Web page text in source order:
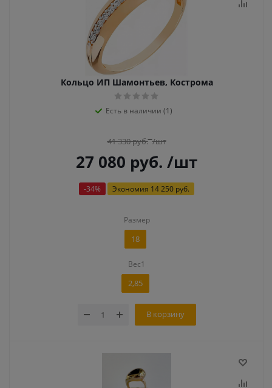
Кольцо ИП Шамонтьев, Кострома
Есть в наличии (1)
41 330руб. /шт
27 080 руб. /шт
-34% Экономия 14 250 руб.
Размер
18
Вес1
2,85
В корзину